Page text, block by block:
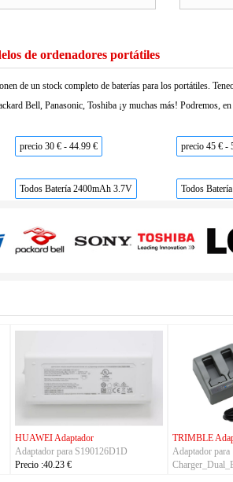
de ordenadores portátiles
de un stock completo de baterías para los portátiles.
Bell, Panasonic, Toshiba ¡y muchas más! Podremos,
precio 30 € - 44.99 € precio 45 € -
Todos Batería 2400mAh 3.7V Todos
HUAWEI Adaptador
Adaptador para S190126D1D
Precio :40.23 €
TRIMBLE
Adaptador para